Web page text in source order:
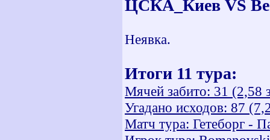
ЦСКА_Киев VS
Неявка.
Итоги 11 тура:
Мячей забито: 31 (2,58
Угадано исходов: 87
Матч тура: Гетеборг -